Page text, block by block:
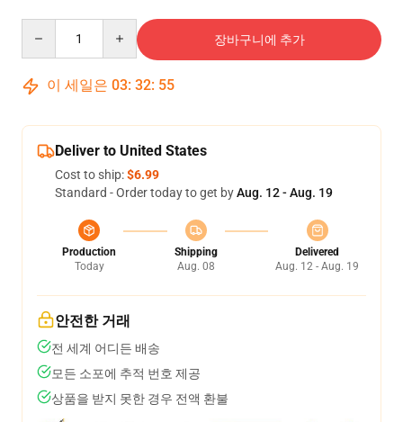
장바구니에 추가
이 세일은 03: 32: 54
Deliver to United States
Cost to ship:$6.99
Standard - Order today to get byAug. 12 - Aug. 19
Production
Today
Shipping
Aug. 08
Delivered
Aug. 12 - Aug. 19
안전한 거래
전 세계 어디든 배송
모든 소포에 추적 번호 제공
상품을 받지 못한 경우 전액 환불